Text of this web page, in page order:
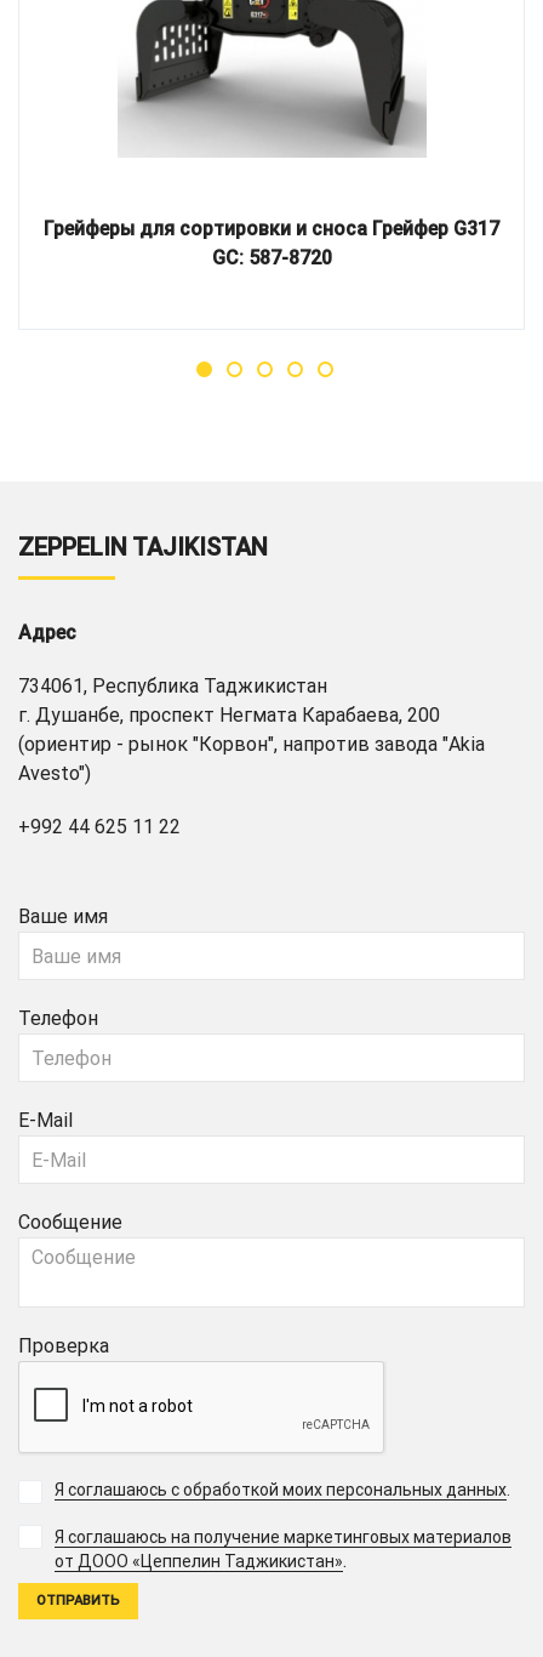
Грейферы для сортировки и сноса Грейфер G317
GC: 587-8720
ZEPPELIN TAJIKISTAN
Адрес
734061, Республика Таджикистан
г. Душанбе, проспект Негмата Карабаева, 200
(ориентир - рынок "Корвон", напротив завода "Akia
Avesto")
+992 44 625 11 22
Ваше имя
Телефон
E-Mail
Сообщение
Проверка
Я соглашаюсь с обработкой моих персональных данных.
Я соглашаюсь на получение маркетинговых материалов
от ДООО «Цеппелин Таджикистан».